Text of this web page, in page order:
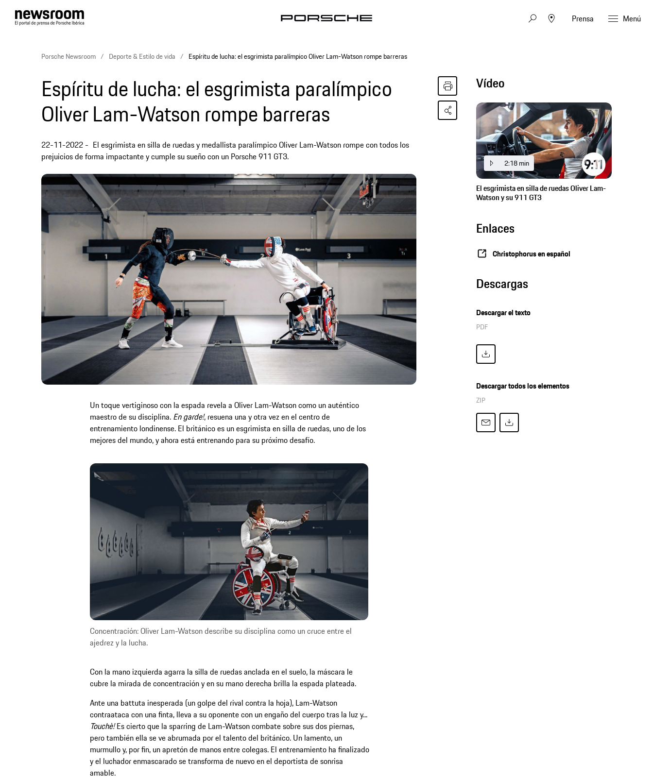
Prensa Menú
Porsche Newsroom Deporte & Estilo de vida Espíritu de lucha: el esgrimista paralímpico Oliver Lam-Watson rompe barreras
Espíritu de lucha: el esgrimista paralímpico
Oliver Lam-Watson rompe barreras
22-11-2022
El esgrimista en silla de ruedas y medallista paralímpico Oliver Lam-Watson rompe con todos los
prejuicios de forma impactante y cumple su sueño con un Porsche 911 GT3.
Un toque vertiginoso con la espada revela a Oliver Lam-Watson como un auténtico
maestro de su disciplina. En garde!, resuena una y otra vez en el centro de
entrenamiento londinense. El británico es un esgrimista en silla de ruedas, uno de los
mejores del mundo, y ahora está entrenando para su próximo desafío.
Concentración: Oliver Lam-Watson describe su disciplina como un cruce entre el
ajedrez y la lucha.
Con la mano izquierda agarra la silla de ruedas anclada en el suelo, la máscara le
cubre la mirada de concentración y en su mano derecha brilla la espada plateada.
Ante una battuta inesperada (un golpe del rival contra la hoja), Lam-Watson
contraataca con una finta, lleva a su oponente con un engaño del cuerpo tras la luz y...
Touchè!Es cierto que la sparring de Lam-Watson combate sobre sus dos piernas,
pero también ella se ve abrumada por el talento del británico. Un lamento, un
murmullo y, por fin, un apretón de manos entre colegas. El entrenamiento ha finalizado
y el luchador enmascarado se transforma de nuevo en el deportista de sonrisa
amable.
Vídeo
2:18 min
El esgrimista en silla de ruedas Oliver Lam-
Watson y su 911 GT3
Enlaces
Christophorus en español
Descargas
Descargar el texto
PDF
Descargar todos los elementos
ZIP